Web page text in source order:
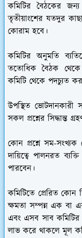
কমিটির বৈঠকের
তৃতীয়াংশের যতদুর
কোরাম হবে।
কমিটির অনুমতি
ততোধিক বৈঠক
কমিটি থেকে পদচ্যুত
উপস্থিত ভোটদানকারী
সকল প্রশ্নের সিদ্ধান্ত
কোন প্রশ্নে সম-সংখ্যক
দায়িত্বে পালনরত
পারবেন।
কমিটিতে প্রেরিত কোন
ক্ষমতা সম্পন্ন এক বা
এবং এসব সাব
লাভ করে থাকলে মূল